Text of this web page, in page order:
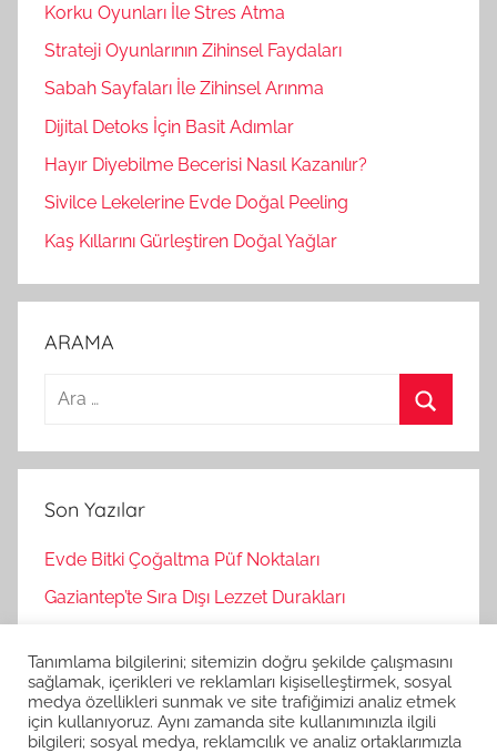
Korku Oyunları İle Stres Atma
Strateji Oyunlarının Zihinsel Faydaları
Sabah Sayfaları İle Zihinsel Arınma
Dijital Detoks İçin Basit Adımlar
Hayır Diyebilme Becerisi Nasıl Kazanılır?
Sivilce Lekelerine Evde Doğal Peeling
Kaş Kıllarını Gürleştiren Doğal Yağlar
ARAMA
a
a
r
Son Yazılar
Evde Bitki Çoğaltma Püf Noktaları
Gaziantep’te Sıra Dışı Lezzet Durakları
Korku Oyunları İle Stres Atma
Strateji Oyunlarının Zihinsel Faydaları
Tanımlama bilgilerini; sitemizin doğru şekilde çalışmasını
sağlamak, içerikleri ve reklamları kişiselleştirmek, sosyal
medya özellikleri sunmak ve site trafiğimizi analiz etmek
için kullanıyoruz. Aynı zamanda site kullanımınızla ilgili
bilgileri; sosyal medya, reklamcılık ve analiz ortaklarımızla